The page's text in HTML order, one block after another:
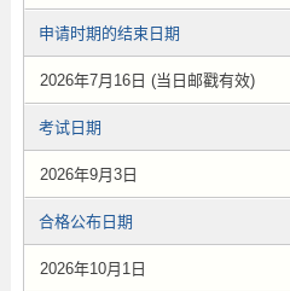
申请时期的结束日期
2026年7月16日 (当日邮戳有效)
考试日期
2026年9月3日
合格公布日期
2026年10月1日